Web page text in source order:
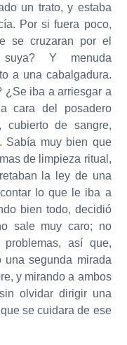
un trato, y estaba
Por si fuera poco,
se cruzaran por el
Y menuda
a una cabalgadura.
¿Se iba a arriesgar a
cara del posadero
cubierto de sangre,
Sabía muy bien que
de limpieza ritual,
la ley de una
lo que le iba a
bien todo, decidió
sale muy caro; no
así que,
una segunda mirada
y mirando a ambos
olvidar dirigir una
se cuidara de ese